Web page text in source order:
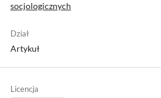
socjologicznych
Dział
Artykuł
Licencja